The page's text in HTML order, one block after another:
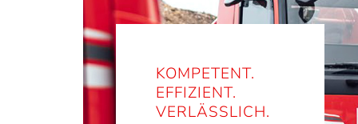
KOMPETENT.
EFFIZIENT.
VERLÄSSLICH.